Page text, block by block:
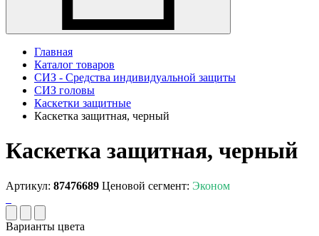
Главная
Каталог товаров
СИЗ - Средства индивидуальной защиты
СИЗ головы
Каскетки защитные
Каскетка защитная, черный
Каскетка защитная, черный
Артикул: 87476689 Ценовой сегмент: Эконом
Варианты цвета